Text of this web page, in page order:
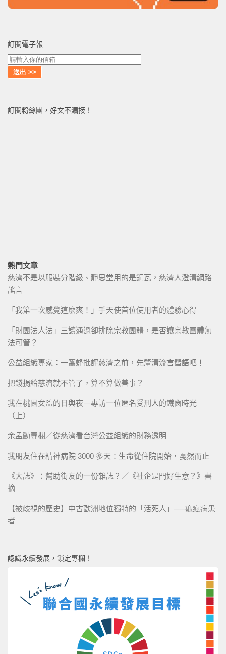
訂閱電子報
訂閱粉絲團，好文不漏接！
熱門文章
慈濟不是以服裝分階級、靜思堂用的是銅瓦，慈濟人澄清網路
謠言
「我第一次感覺這麼爽！」手天使首位使用者的體驗心得
「財團法人法」三讀通過卻排除宗教團體，是否讓宗教團體無
法可管？
公益組織專家：一窩蜂批評慈濟之前，先釐清流言蜚語吧！
把錢捐給慈濟就不管了，算不算做善事？
我在桃園女監的日與夜－專訪一位匿名受刑人的鐵窗時光
（上）
余孟勳專欄／從慈濟看台灣公益組織的財務透明
我朋友住在精神病院 3000 多天：生命從住院開始，戞然而止
《大誌》：幫助街友的一份雜誌？／《社企是門好生意？》書
摘
【被歧視的歷史】中古歐洲地位獨特的「活死人」──痲瘋病患
者
認識永續發展，鎖定專欄！